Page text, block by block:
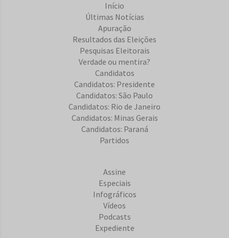
Início
Últimas Notícias
Apuração
Resultados das Eleições
Pesquisas Eleitorais
Verdade ou mentira?
Candidatos
Candidatos: Presidente
Candidatos: São Paulo
Candidatos: Rio de Janeiro
Candidatos: Minas Gerais
Candidatos: Paraná
Partidos
Assine
Especiais
Infográficos
Vídeos
Podcasts
Expediente